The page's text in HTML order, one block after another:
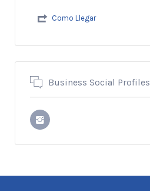
Como Llegar
Business Social Profiles